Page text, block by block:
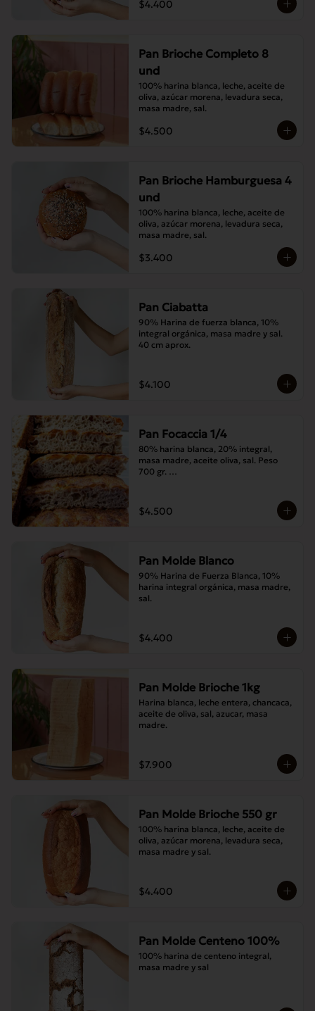
$4.400
Pan Brioche Completo 8
und
100% harina blanca, leche, aceite de
oliva, azúcar morena, levadura seca,
masa madre, sal.
$4.500
Pan Brioche Hamburguesa 4
und
100% harina blanca, leche, aceite de
oliva, azúcar morena, levadura seca,
masa madre, sal.
$3.400
Pan Ciabatta
90% Harina de fuerza blanca, 10%
integral orgánica, masa madre y sal.
40 cm aprox.
$4.100
Pan Focaccia 1/4
80% harina blanca, 20% integral,
masa madre, aceite oliva, sal. Peso
700 gr.
$4.500
Pan Molde Blanco
90% Harina de Fuerza Blanca, 10%
harina integral orgánica, masa madre,
sal.
$4.400
Pan Molde Brioche 1kg
Harina blanca, leche entera, chancaca,
aceite de oliva, sal, azucar, masa
madre.
$7.900
Pan Molde Brioche 550 gr
100% harina blanca, leche, aceite de
oliva, azúcar morena, levadura seca,
masa madre y sal.
$4.400
Pan Molde Centeno 100%
100% harina de centeno integral,
masa madre y sal